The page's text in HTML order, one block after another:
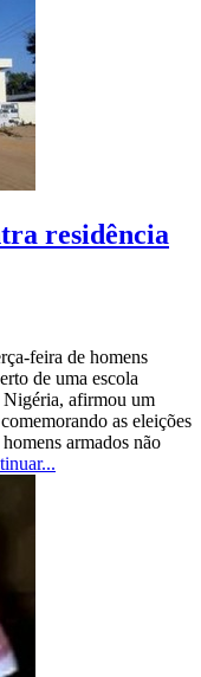
residência
feira de homens
de uma escola
Nigéria, afirmou um
as eleições
armados não